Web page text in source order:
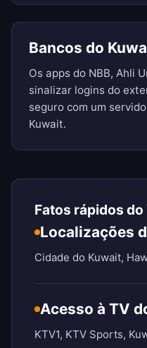
Bancos do
Os apps do NBB, Ahli
sinalizar logins do
seguro com um
Kuwait.
Fatos rápidos do
Localizações
Cidade do Kuwait,
Acesso à TV
KTV1, KTV Sports,